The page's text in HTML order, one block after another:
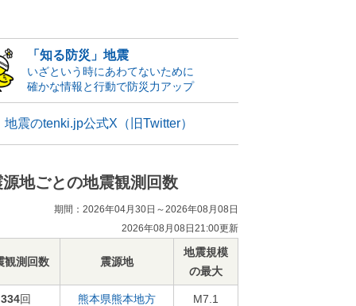
「知る防災」地震
いざという時にあわてないために
確かな情報と行動で防災力アップ
地震のtenki.jp公式X（旧Twitter）
源地ごとの地震観測回数
期間：2026年04月30日～2026年08月08日
2026年08月08日21:00更新
観測回数 震源地
地震規模
の最大
334回 熊本県熊本地方 M7.1